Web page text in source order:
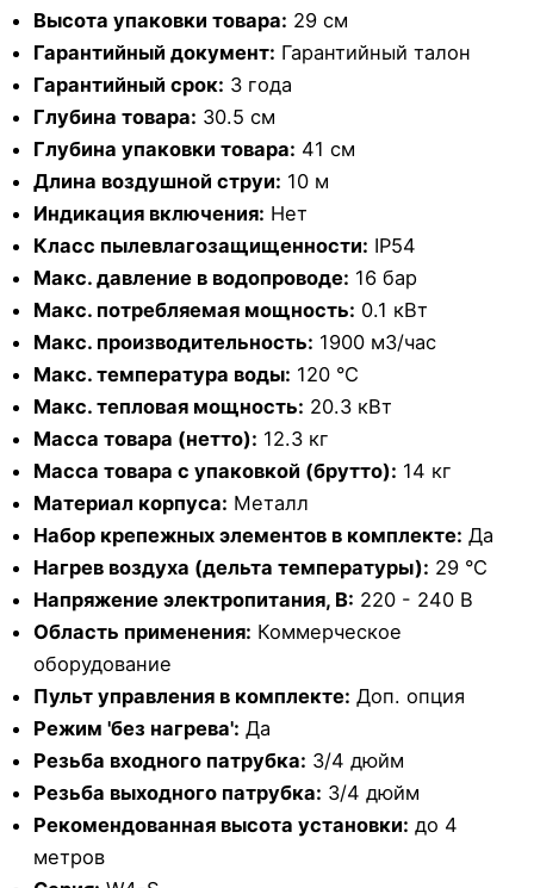
Высота упаковки товара: 29 см
Гарантийный документ: Гарантийный талон
Гарантийный срок: 3 года
Глубина товара: 30.5 см
Глубина упаковки товара: 41 см
Длина воздушной струи: 10 м
Индикация включения: Нет
Класс пылевлагозащищенности: IP54
Макс. давление в водопроводе: 16 бар
Макс. потребляемая мощность: 0.1 кВт
Макс. производительность: 1900 м3/час
Макс. температура воды: 120 °С
Макс. тепловая мощность: 20.3 кВт
Масса товара (нетто): 12.3 кг
Масса товара с упаковкой (брутто): 14 кг
Материал корпуса: Металл
Набор крепежных элементов в комплекте: Да
Нагрев воздуха (дельта температуры): 29 °С
Напряжение электропитания, В: 220 - 240 В
Область применения: Коммерческое
оборудование
Пульт управления в комплекте: Доп. опция
Режим 'без нагрева': Да
Резьба входного патрубка: 3/4 дюйм
Резьба выходного патрубка: 3/4 дюйм
Рекомендованная высота установки: до 4
метров